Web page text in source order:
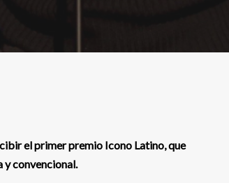
el primer premio Icono Latino, que
y convencional.